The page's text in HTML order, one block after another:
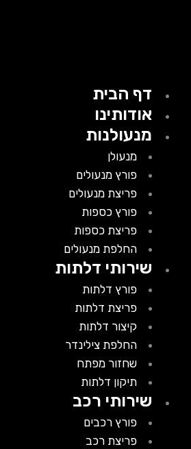
דף הבית
אודותינו
מנעולנות
מנעולן
פורץ מנעולים
פריצת מנעולים
פורץ כספות
פריצת כספות
החלפת מנעולים
שירותי דלתות
פורץ דלתות
פריצת דלתות
קיצור דלתות
החלפת צילינדר
שחזור מפתח
תיקון דלתות
שירותי רכב
פורץ רכבים
פריצת רכב